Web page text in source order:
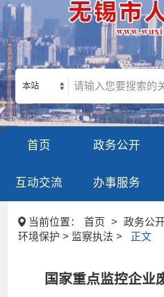
本站
首页 政务公开
互动交流 办事服务
当前位置： 首页 > 政务公开
环境保护 > 监察执法 >
正文
国家重点监控企业